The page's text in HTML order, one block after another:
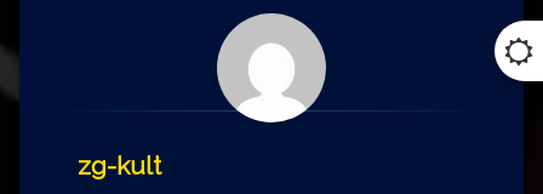
zg-kult